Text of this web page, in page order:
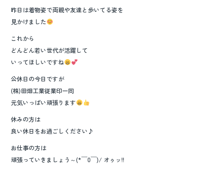
昨日は着物姿で両親や友達と歩いてる姿を
見かけました
これから
どんどん若い世代が活躍して
いってほしいですね
公休日の今日ですが
(株)田畑工業従業印一同
元気いっぱい頑張ります
休みの方は
良い休日をお過ごしください♪
お仕事の方は
頑張っていきましょう～(*￣0￣)/ オゥッ!!